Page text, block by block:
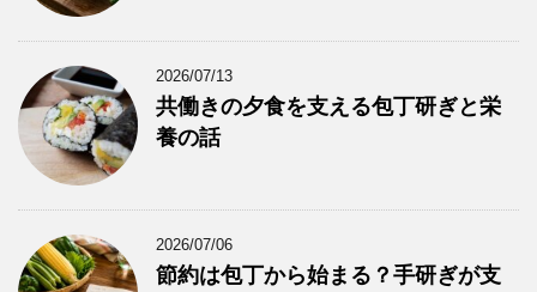
2026/07/13
共働きの夕食を支える包丁研ぎと栄
養の話
2026/07/06
節約は包丁から始まる？手研ぎが支